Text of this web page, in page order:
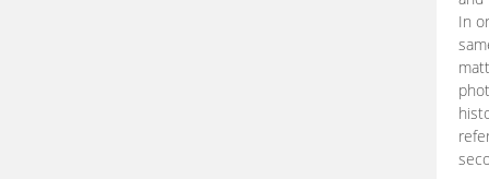
In